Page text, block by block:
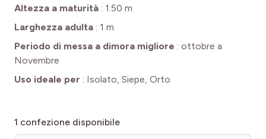
Altezza a maturità : 1.50 m
Larghezza adulta : 1 m
Periodo di messa a dimora migliore : ottobre a
Novembre
Uso ideale per : Isolato, Siepe, Orto
1 confezione disponibile